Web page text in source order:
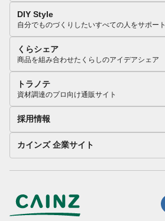
DIY Style
自分でものづくりしたいすべての人をサポート
くらシェア
商品を組み合わせたくらしのアイデアシェア
トラノテ
資材調達のプロ向け通販サイト
採用情報
カインズ 企業サイト